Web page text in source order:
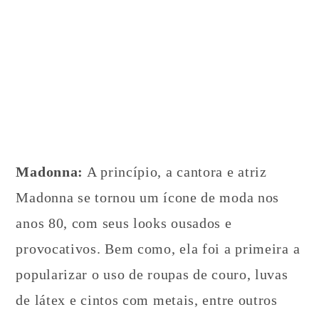
Madonna: A princípio, a cantora e atriz
Madonna se tornou um ícone de moda nos
anos 80, com seus looks ousados e
provocativos. Bem como, ela foi a primeira a
popularizar o uso de roupas de couro, luvas
de látex e cintos com metais, entre outros